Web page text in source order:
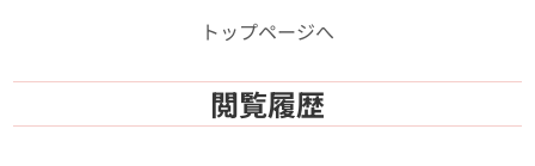
トップページへ
閲覧履歴